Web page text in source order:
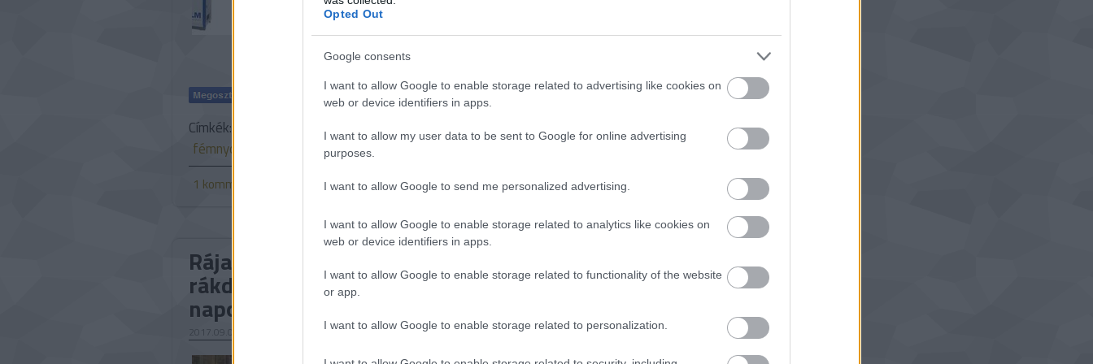
Opted Out
Google consents
I want to allow Google to enable storage related to advertising like cookies on
web or device identifiers in apps.
I want to allow my user data to be sent to Google for online advertising
purposes.
I want to allow Google to send me personalized advertising.
I want to allow Google to enable storage related to analytics like cookies on
web or device identifiers in apps.
I want to allow Google to enable storage related to functionality of the website
or app.
I want to allow Google to enable storage related to personalization.
olvasztás) technikával, lézeres…
Tetszik
Címkék: nanotech kerékpár szolgáltatások ipar
Lego
fémnyomtatás
Sculpteo fémpor
1 komment
Rája-tengeralattjáró, okostelefonos
rákdiagnosztika, óriás Lego Go-Kart – a
napokban történt
2017.09.01. 08:30
Partneri szerződést kötött a san diegoi Robo 3D nyomtatócég és